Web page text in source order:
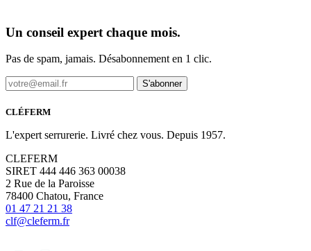
Un conseil expert chaque mois.
Pas de spam, jamais. Désabonnement en 1 clic.
S'abonner
CLÉFERM
L'expert serrurerie. Livré chez vous. Depuis 1957.
CLEFERM
SIRET 444 446 363 00038
2 Rue de la Paroisse
78400 Chatou, France
01 47 21 21 38
clf@cleferm.fr